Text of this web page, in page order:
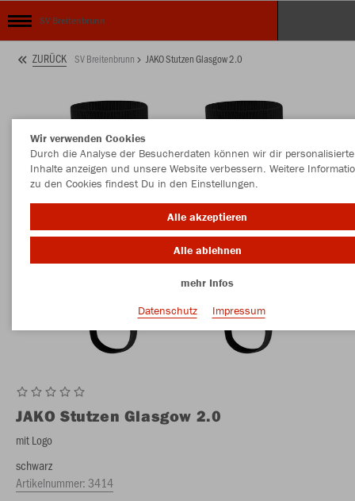
SV Breitenbrunn
ZURÜCK SV Breitenbrunn JAKO Stutzen Glasgow 2.0
JAKO Stutzen Glasgow 2.0
mit Logo
schwarz
Artikelnummer:3414
Wir verwenden Cookies
Durch die Analyse der Besucherdaten können wir dir personalisierte
Inhalte anzeigen und unsere Website verbessern. Weitere
zu den Cookies findest Du in den Einstellungen.
Alle akzeptieren
Alle ablehnen
mehr Infos
Datenschutz
Impressum